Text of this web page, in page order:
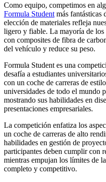
Como equipo, competimos en
Formula Student más fantásticas
elección de materiales refleja
ligero y fiable. La mayoría de los
con composites de fibra de
del vehículo y reduce su peso.
Formula Student es una
desafía a estudiantes
con un coche de carreras de
universidades de todo el mundo
mostrando sus habilidades en
presentaciones empresariales.
La competición enfatiza los
un coche de carreras de alto
habilidades en gestión de
participantes deben cumplir con
mientras empujan los límites de
completo y competitivo.